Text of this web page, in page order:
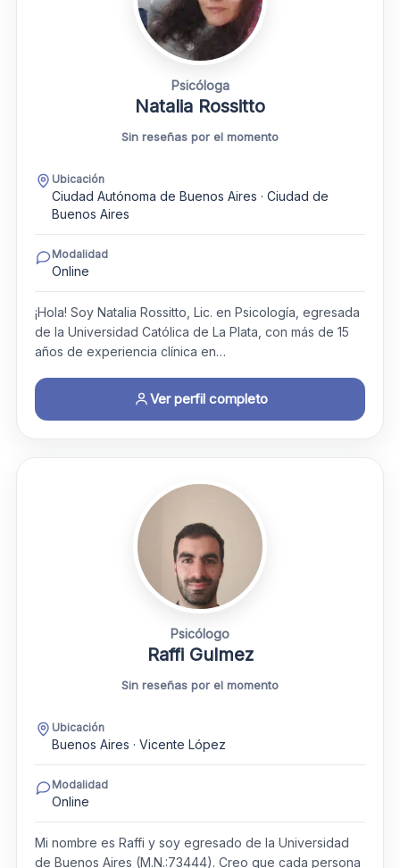
Psicóloga
Natalia Rossitto
Sin reseñas por el momento
Ubicación
Ciudad Autónoma de Buenos Aires · Ciudad de
Buenos Aires
Modalidad
Online
¡Hola! Soy Natalia Rossitto, Lic. en Psicología, egresada
de la Universidad Católica de La Plata, con más de 15
años de experiencia clínica en…
Ver perfil completo
Psicólogo
Raffi Gulmez
Sin reseñas por el momento
Ubicación
Buenos Aires · Vicente López
Modalidad
Online
Mi nombre es Raffi y soy egresado de la Universidad
de Buenos Aires (M.N.:73444). Creo que cada persona